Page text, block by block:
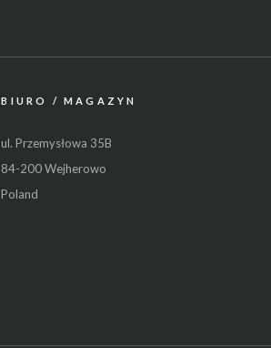
BIURO / MAGAZYN
ul. Przemysłowa 35B
84-200 Wejherowo
Poland